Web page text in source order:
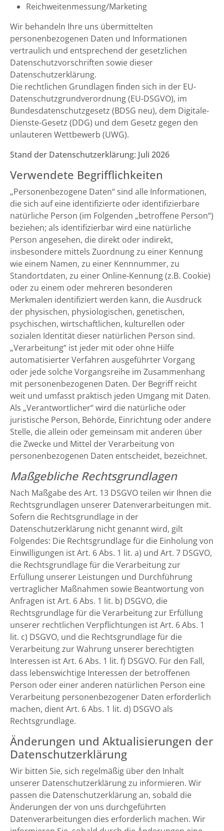
Reichweitenmessung/Marketing
Wir behandeln Ihre uns übermittelten
personenbezogenen Daten und Informationen
vertraulich und entsprechend der gesetzlichen
Datenschutzvorschriften sowie dieser
Datenschutzerklärung.
Die rechtlichen Grundlagen finden sich in der EU-
Datenschutzgrundverordnung (EU-DSGVO), im
Bundesdatenschutzgesetz (BDSG neu), dem Digitale-
Dienste-Gesetz (DDG) und dem Gesetz gegen den
unlauteren Wettbewerb (UWG).
Stand der Datenschutzerklärung: Juli 2026
Verwendete Begrifflichkeiten
„Personenbezogene Daten“ sind alle Informationen,
die sich auf eine identifizierte oder identifizierbare
natürliche Person (im Folgenden „betroffene Person“)
beziehen; als identifizierbar wird eine natürliche
Person angesehen, die direkt oder indirekt,
insbesondere mittels Zuordnung zu einer Kennung
wie einem Namen, zu einer Kennnummer, zu
Standortdaten, zu einer Online-Kennung (z.B. Cookie)
oder zu einem oder mehreren besonderen
Merkmalen identifiziert werden kann, die Ausdruck
der physischen, physiologischen, genetischen,
psychischen, wirtschaftlichen, kulturellen oder
sozialen Identität dieser natürlichen Person sind.
„Verarbeitung“ ist jeder mit oder ohne Hilfe
automatisierter Verfahren ausgeführter Vorgang
oder jede solche Vorgangsreihe im Zusammenhang
mit personenbezogenen Daten. Der Begriff reicht
weit und umfasst praktisch jeden Umgang mit Daten.
Als „Verantwortlicher“ wird die natürliche oder
juristische Person, Behörde, Einrichtung oder andere
Stelle, die allein oder gemeinsam mit anderen über
die Zwecke und Mittel der Verarbeitung von
personenbezogenen Daten entscheidet, bezeichnet.
Maßgebliche Rechtsgrundlagen
Nach Maßgabe des Art. 13 DSGVO teilen wir Ihnen die
Rechtsgrundlagen unserer Datenverarbeitungen mit.
Sofern die Rechtsgrundlage in der
Datenschutzerklärung nicht genannt wird, gilt
Folgendes: Die Rechtsgrundlage für die Einholung von
Einwilligungen ist Art. 6 Abs. 1 lit. a) und Art. 7 DSGVO,
die Rechtsgrundlage für die Verarbeitung zur
Erfüllung unserer Leistungen und Durchführung
vertraglicher Maßnahmen sowie Beantwortung von
Anfragen ist Art. 6 Abs. 1 lit. b) DSGVO, die
Rechtsgrundlage für die Verarbeitung zur Erfüllung
unserer rechtlichen Verpflichtungen ist Art. 6 Abs. 1
lit. c) DSGVO, und die Rechtsgrundlage für die
Verarbeitung zur Wahrung unserer berechtigten
Interessen ist Art. 6 Abs. 1 lit. f) DSGVO. Für den Fall,
dass lebenswichtige Interessen der betroffenen
Person oder einer anderen natürlichen Person eine
Verarbeitung personenbezogener Daten erforderlich
machen, dient Art. 6 Abs. 1 lit. d) DSGVO als
Rechtsgrundlage.
Änderungen und Aktualisierungen der
Datenschutzerklärung
Wir bitten Sie, sich regelmäßig über den Inhalt
unserer Datenschutzerklärung zu informieren. Wir
passen die Datenschutzerklärung an, sobald die
Änderungen der von uns durchgeführten
Datenverarbeitungen dies erforderlich machen. Wir